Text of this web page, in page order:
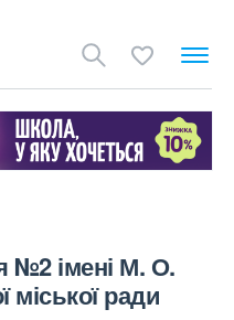
№2 імені М. О.
ради